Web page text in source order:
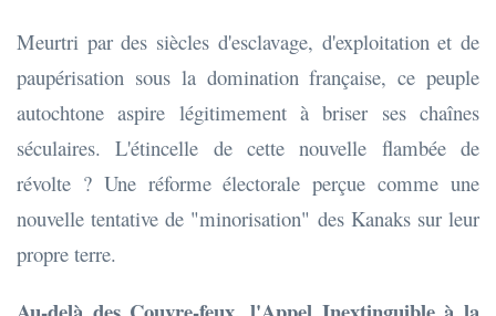
Meurtri par des siècles d'esclavage, d'exploitation et de
paupérisation sous la domination française, ce peuple
autochtone aspire légitimement à briser ses chaînes
séculaires. L'étincelle de cette nouvelle flambée de
révolte ? Une réforme électorale perçue comme une
nouvelle tentative de "minorisation" des Kanaks sur leur
propre terre.